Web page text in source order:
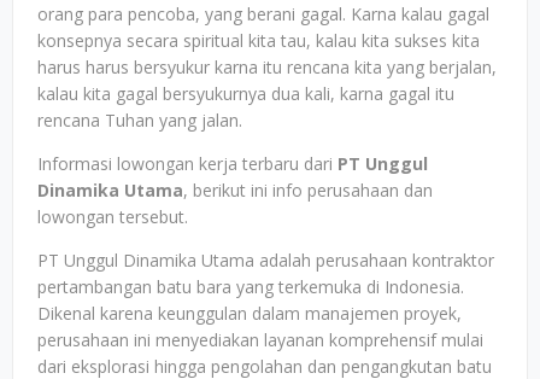
orang para pencoba, yang berani gagal. Karna kalau gagal
konsepnya secara spiritual kita tau, kalau kita sukses kita
harus harus bersyukur karna itu rencana kita yang berjalan,
kalau kita gagal bersyukurnya dua kali, karna gagal itu
rencana Tuhan yang jalan.
Informasi lowongan kerja terbaru dari PT Unggul
Dinamika Utama, berikut ini info perusahaan dan
lowongan tersebut.
PT Unggul Dinamika Utama adalah perusahaan kontraktor
pertambangan batu bara yang terkemuka di Indonesia.
Dikenal karena keunggulan dalam manajemen proyek,
perusahaan ini menyediakan layanan komprehensif mulai
dari eksplorasi hingga pengolahan dan pengangkutan batu